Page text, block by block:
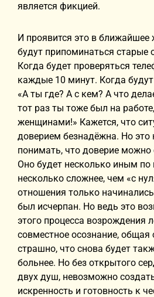
является фикцией.
И проявится это в ближайшее
будут припоминаться старые
Когда будет проверяться
каждые 10 минут. Когда
«А ты где? А с кем? А что
тот раз ты тоже был на
женщинами!» Кажется, что
доверием безнадёжна. Но это
понимать, что доверие можно
Оно будет несколько иным по
несколько сложнее, чем «с
отношения только
был исчерпан. Но ведь это
этого процесса возрождения
совместное осознание, общая
страшно, что снова будет
больнее. Но без открытого
двух душ, невозможно
искренность и готовность к